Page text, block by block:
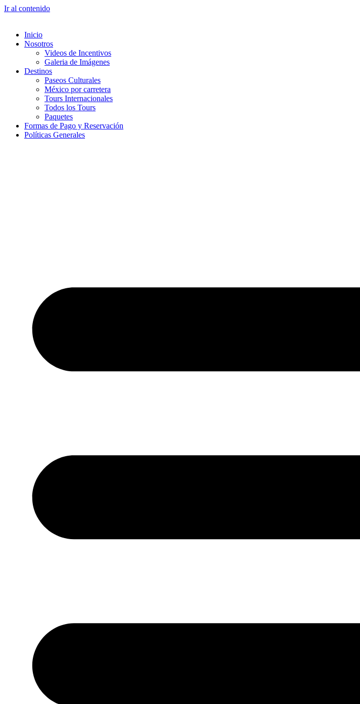
Ir al contenido
Inicio
Nosotros
Videos de Incentivos
Galeria de Imágenes
Destinos
Paseos Culturales
México por carretera
Tours Internacionales
Todos los Tours
Paquetes
Formas de Pago y Reservación
Políticas Generales